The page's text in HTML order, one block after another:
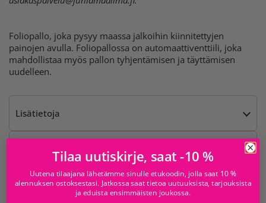
Foliopallo, joka pysyy maassa jalkoihin kiinnitettyjen
painojen avulla. Foliopallossa on automaattiventtiili, joka
mahdollistaa myös pallon tyhjentämisen ja täyttämisen
uudelleen.
Lisätietoja
Varoitukset
Saatavilla kohteesta
Tilaa uutiskirje, saat -10 %
Uutena tilaajana lähetämme sinulle etukoodin, jolla saat 10 %
alennuksen ostoksestasi. Jatkossa saat tietoa uutuuksista, tarjouksista
ja eduista ensimmäisten joukossa.